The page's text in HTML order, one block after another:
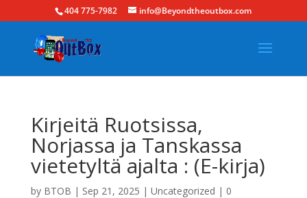
404 775-7982 info@Beyondtheoutbox.com
Kirjeitä Ruotsissa,
Norjassa ja Tanskassa
vietetyltä ajalta : (E-kirja)
by BTOB | Sep 21, 2025 | Uncategorized | 0